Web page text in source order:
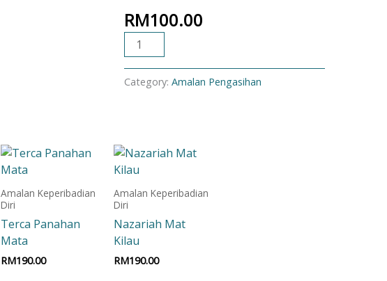
RM100.00
Category:Amalan Pengasihan
Amalan Keperibadian
Diri
Terca Panahan
Mata
RM190.00
Amalan Keperibadian
Diri
Nazariah Mat
Kilau
RM190.00